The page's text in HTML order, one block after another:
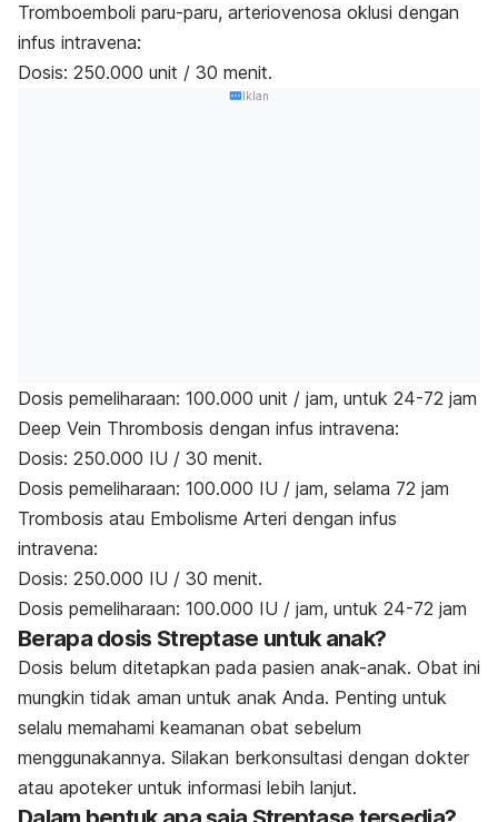
Tromboemboli paru-paru, arteriovenosa oklusi dengan
infus intravena:
Dosis: 250.000 unit / 30 menit.
Iklan
Dosis pemeliharaan: 100.000 unit / jam, untuk 24-72 jam
Deep Vein Thrombosis dengan infus intravena:
Dosis: 250.000 IU / 30 menit.
Dosis pemeliharaan: 100.000 IU / jam, selama 72 jam
Trombosis atau Embolisme Arteri dengan infus
intravena:
Dosis: 250.000 IU / 30 menit.
Dosis pemeliharaan: 100.000 IU / jam, untuk 24-72 jam
Berapa dosis Streptase untuk anak?
Dosis belum ditetapkan pada pasien anak-anak. Obat ini
mungkin tidak aman untuk anak Anda. Penting untuk
selalu memahami keamanan obat sebelum
menggunakannya. Silakan berkonsultasi dengan dokter
atau apoteker untuk informasi lebih lanjut.